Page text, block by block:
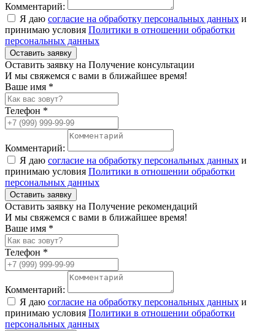
Комментарий:
Я даю согласие на обработку персональных данных и
принимаю условия Политики в отношении обработки
персональных данных
Оставить заявку
Оставить заявку на Получение консультации
И мы свяжемся с вами в ближайшее время!
Ваше имя *
Телефон *
Комментарий:
Я даю согласие на обработку персональных данных и
принимаю условия Политики в отношении обработки
персональных данных
Оставить заявку
Оставить заявку на Получение рекомендаций
И мы свяжемся с вами в ближайшее время!
Ваше имя *
Телефон *
Комментарий:
Я даю согласие на обработку персональных данных и
принимаю условия Политики в отношении обработки
персональных данных